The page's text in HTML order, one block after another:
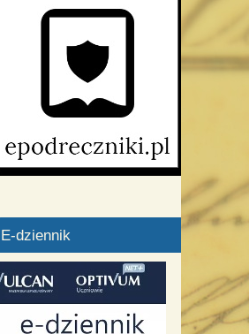
E-dziennik